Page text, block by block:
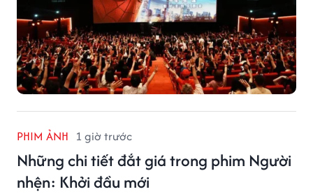
PHIM ẢNH 1 giờ trước
Những chi tiết đắt giá trong phim Người
nhện: Khởi đầu mới